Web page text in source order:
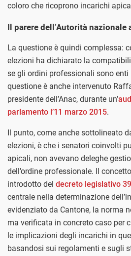
coloro che ricoprono incarichi
Il parere dell’Autorità
La questione è quindi complessa:
elezioni ha dichiarato la
se gli ordini professionali sono enti
questione è anche intervenuto
presidente dell’Anac, durante un’
parlamento l’11 marzo 2015.
Il punto, come anche sottolineato
elezioni, è che i senatori coinvolti
apicali, non avevano deleghe
dell’ordine professionale. Il
introdotto del decreto legislativo
centrale nella determinazione
evidenziato da Cantone, la norma
ma verificata in concreto caso per
le implicazioni degli incarichi in
basandosi sui regolamenti e sugli